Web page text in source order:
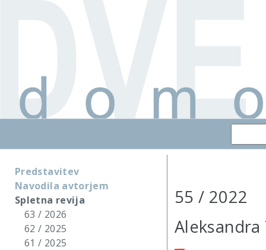
Predstavitev
Navodila avtorjem
Spletna revija
63 / 2026
62 / 2025
61 / 2025
55 / 2022
Aleksandra